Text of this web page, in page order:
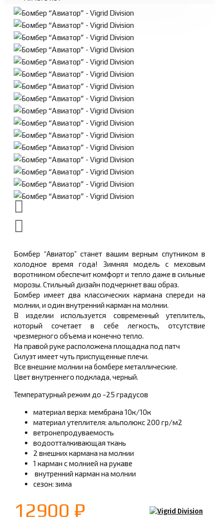
Бомбер “Авиатор” станет вашим верным спутником в
холодное время года! Зимняя модель с меховым
воротником обеспечит комфорт и тепло даже в сильные
морозы. Стильный дизайн подчеркнет ваш образ.
Бомбер имеет два классических кармана спереди на
молнии, и один внутренний карман на молнии.
В изделии используется современный утеплитель,
который сочетает в себе легкость, отсутствие
чрезмерного объема и конечно тепло.
На правой руке расположена площадка под патч
Силуэт имеет чуть приспущенные плечи.
Все внешние молнии на бомбере металлические.
Цвет внутреннего подклада, черный.
Температурный режим до -25 градусов
материал верха: мембрана 10к/10к
материал утеплителя: альполюкс 200 гр/м2
ветронепродуваемость
водоотталкивающая ткань
2 внешних кармана на молнии
1 карман с молнией на рукаве
внутренний карман на молнии
сезон: зима
12900 ₽